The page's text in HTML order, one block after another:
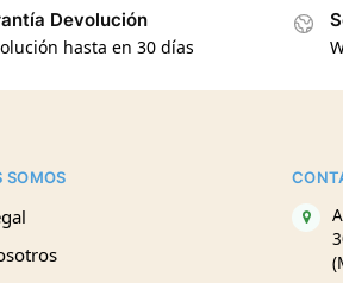
Devolución
hasta en 30 días
SOMOS